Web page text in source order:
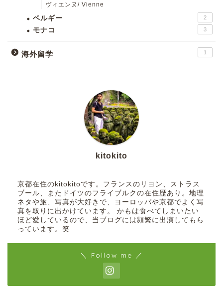
ヴィエンヌ/ Vienne
ベルギー 2
モナコ 3
海外留学 1
kitokito
京都在住のkitokitoです。フランスのリヨン、ストラス
ブール、またドイツのフライブルクの在住歴あり。地理
ネタや旅、写真が大好きで、ヨーロッパや京都でよく写
真を取りに出かけています。 かもは食べてしまいたい
ほど愛しているので、当ブログには頻繁に出演してもら
っています。笑
＼ Follow me ／